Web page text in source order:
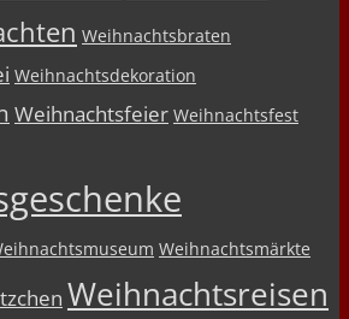
Weihnachtsbraten
Weihnachtsdekoration
Weihnachtsfeier Weihnachtsfest
Weihnachtsmärkte
Weihnachtsreisen